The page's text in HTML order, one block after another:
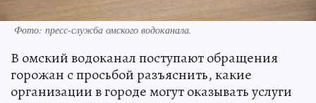
Фото: пресс-служба омского водоканала.
В омский водоканал поступают обращения
горожан с просьбой разъяснить, какие
организации в городе могут оказывать услуги